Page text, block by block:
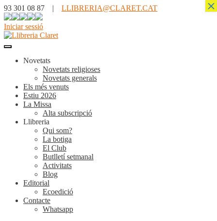
93 301 08 87 | LLIBRERIA@CLARET.CAT
Iniciar sessió
Novetats
Novetats religioses
Novetats generals
Els més venuts
Estiu 2026
La Missa
Alta subscripció
Llibreria
Qui som?
La botiga
El Club
Butlletí setmanal
Activitats
Blog
Editorial
Ecoedició
Contacte
Whatsapp
×